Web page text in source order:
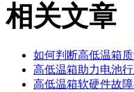
相关文章
如何判断高低温箱
高低温箱助力电池
高低温箱软硬件故